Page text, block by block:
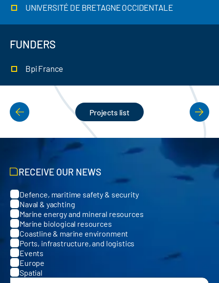
UNIVERSITÉ DE BRETAGNE OCCIDENTALE
FUNDERS
Bpi France
PAGINATION
Projects list
RECEIVE OUR NEWS
Categories
Defence, maritime safety & security
Naval & yachting
Marine energy and mineral resources
Marine biological resources
Coastline & marine environment
Ports, infrastructure, and logistics
Events
Europe
Spatial